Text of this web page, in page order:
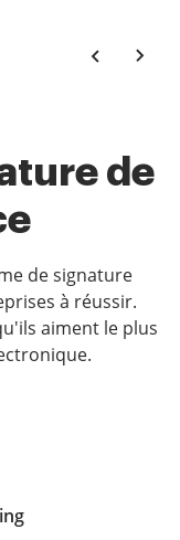
de
de signature
à réussir.
aiment le plus